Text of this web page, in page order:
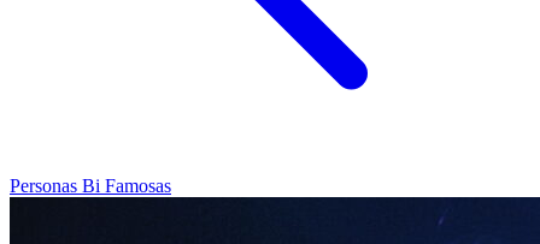
Personas Bi Famosas